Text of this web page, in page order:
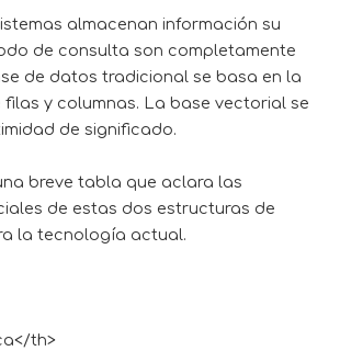
almacenan información su
de consulta son completamente
de datos tradicional se basa en la
y columnas. La base vectorial se
de significado.
breve tabla que aclara las
de estas dos estructuras de
la tecnología actual.
th>